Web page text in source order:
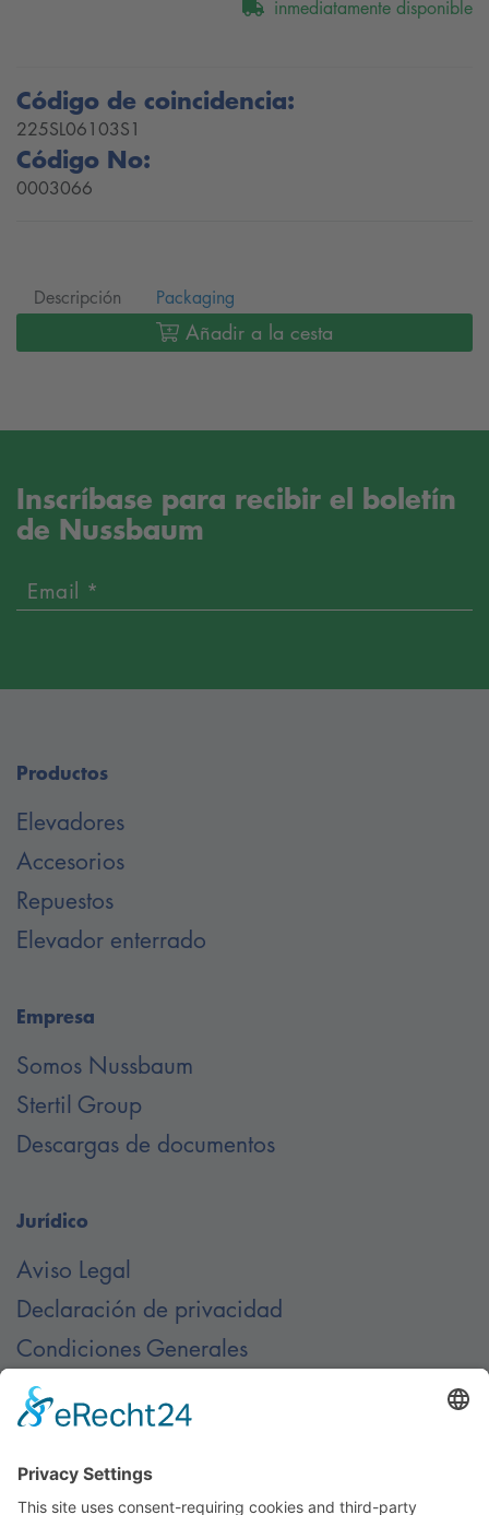
inmediatamente disponible
Añadir a la cesta
Código de coincidencia:
225SL06103S1
Código No:
0003066
Descripción Packaging
Inscríbase para recibir el boletín
de Nussbaum
Email *
Productos
Elevadores
Accesorios
Repuestos
Elevador enterrado
Empresa
Somos Nussbaum
Stertil Group
Descargas de documentos
Jurídico
Aviso Legal
Declaración de privacidad
Condiciones Generales
Contacto
Contáctenos en